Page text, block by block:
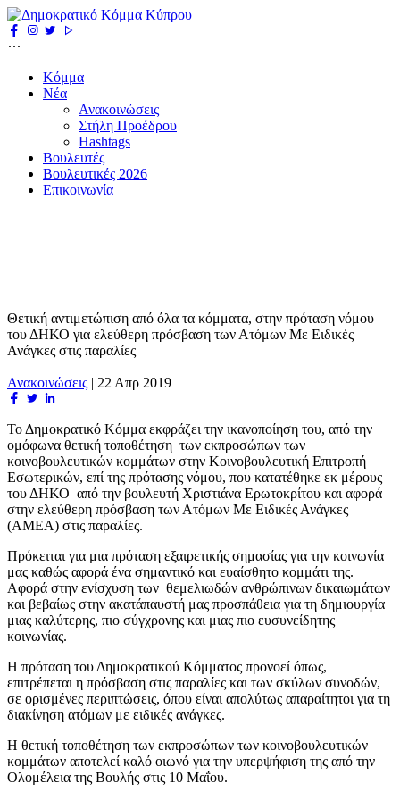
Κόμμα
Νέα
Ανακοινώσεις
Στήλη Προέδρου
Hashtags
Βουλευτές
Βουλευτικές 2026
Επικοινωνία
Θετική αντιμετώπιση από όλα τα κόμματα, στην πρόταση νόμου
του ΔΗΚΟ για ελεύθερη πρόσβαση των Ατόμων Με Ειδικές
Ανάγκες στις παραλίες
Ανακοινώσεις | 22 Απρ 2019
Το Δημοκρατικό Κόμμα εκφράζει την ικανοποίηση του, από την
ομόφωνα θετική τοποθέτηση των εκπροσώπων των
κοινοβουλευτικών κομμάτων στην Κοινοβουλευτική Επιτροπή
Εσωτερικών, επί της πρότασης νόμου, που κατατέθηκε εκ μέρους
του ΔΗΚΟ από την βουλευτή Χριστιάνα Ερωτοκρίτου και αφορά
στην ελεύθερη πρόσβαση των Ατόμων Με Ειδικές Ανάγκες
(ΑΜΕΑ) στις παραλίες.
Πρόκειται για μια πρόταση εξαιρετικής σημασίας για την κοινωνία
μας καθώς αφορά ένα σημαντικό και ευαίσθητο κομμάτι της.
Αφορά στην ενίσχυση των θεμελιωδών ανθρώπινων δικαιωμάτων
και βεβαίως στην ακατάπαυστή μας προσπάθεια για τη δημιουργία
μιας καλύτερης, πιο σύγχρονης και μιας πιο ευσυνείδητης
κοινωνίας.
Η πρόταση του Δημοκρατικού Κόμματος προνοεί όπως,
επιτρέπεται η πρόσβαση στις παραλίες και των σκύλων συνοδών,
σε ορισμένες περιπτώσεις, όπου είναι απολύτως απαραίτητοι για τη
διακίνηση ατόμων με ειδικές ανάγκες.
Η θετική τοποθέτηση των εκπροσώπων των κοινοβουλευτικών
κομμάτων αποτελεί καλό οιωνό για την υπερψήφιση της από την
Ολομέλεια της Βουλής στις 10 Μαΐου.